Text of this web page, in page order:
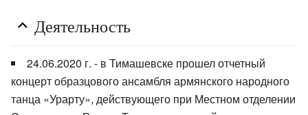
Деятельность
24.06.2020 г. - в Тимашевске прошел отчетный
концерт образцового ансамбля армянского народного
танца «Урарту», действующего при Местном отделении